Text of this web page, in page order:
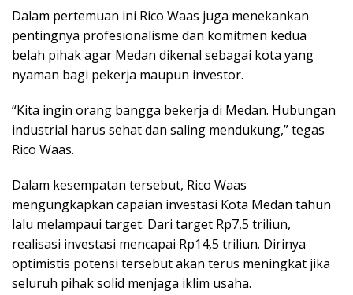
Dalam pertemuan ini Rico Waas juga menekankan
pentingnya profesionalisme dan komitmen kedua
belah pihak agar Medan dikenal sebagai kota yang
nyaman bagi pekerja maupun investor.
“Kita ingin orang bangga bekerja di Medan. Hubungan
industrial harus sehat dan saling mendukung,” tegas
Rico Waas.
Dalam kesempatan tersebut, Rico Waas
mengungkapkan capaian investasi Kota Medan tahun
lalu melampaui target. Dari target Rp7,5 triliun,
realisasi investasi mencapai Rp14,5 triliun. Dirinya
optimistis potensi tersebut akan terus meningkat jika
seluruh pihak solid menjaga iklim usaha.